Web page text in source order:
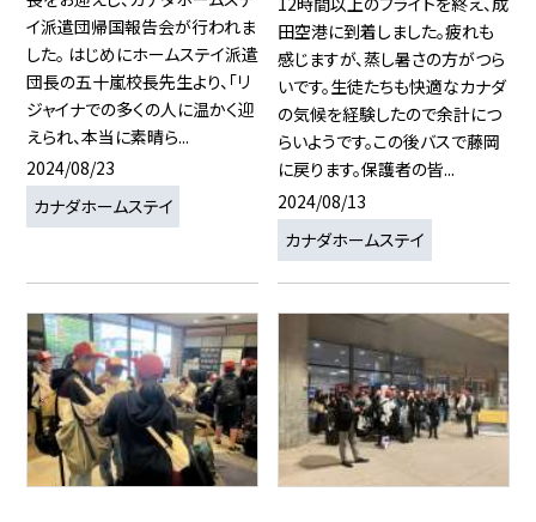
イ派遣団帰国報告会が行われま
した。 はじめにホームステイ派遣
団長の五十嵐校長先生より、「リ
ジャイナでの多くの人に温かく迎
えられ、本当に素晴ら...
2024/08/23
カナダホームステイ
田空港に到着しました。疲れも
感じますが、蒸し暑さの方がつら
いです。生徒たちも快適なカナダ
の気候を経験したので余計につ
らいようです。この後バスで藤岡
に戻ります。保護者の皆...
2024/08/13
カナダホームステイ